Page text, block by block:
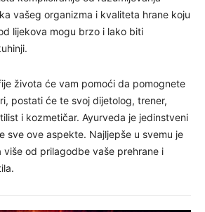
vašeg organizma i kvaliteta hrane koju
lijekova mogu brzo i lako biti
života će vam pomoći da pomognete
postati će te svoj dijetolog, trener,
i kozmetičar. Ayurveda je jedinstveni
sve ove aspekte. Najljepše u svemu je
više od prilagodbe vaše prehrane i